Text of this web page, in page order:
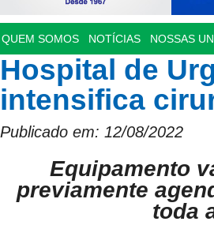
QUEM SOMOS NOTÍCIAS NOSSAS
Hospital de
intensifica
Publicado em: 12/08/2022
Equipamento
previamente
toda